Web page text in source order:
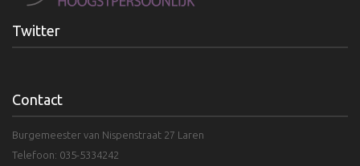
Twitter
Contact
Burgemeester van Nispenstraat 27 Laren
Telefoon: 035-5334242